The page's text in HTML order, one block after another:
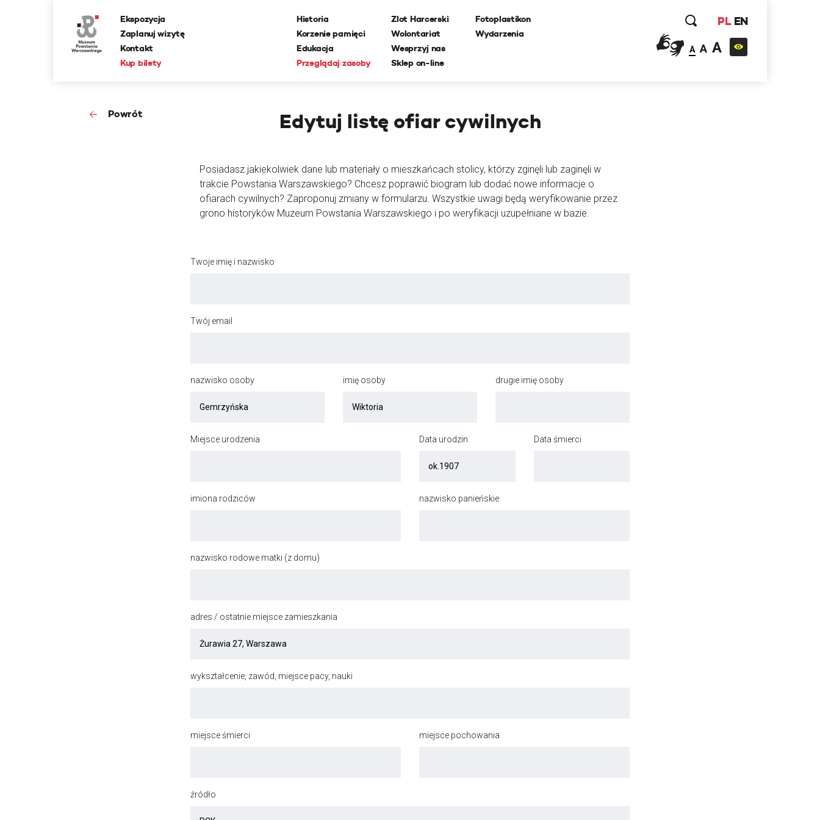
Ekspozycja
Zaplanuj wizytę
Kontakt
Kup bilety
Historia
Korzenie pamięci
Edukacja
Przeglądaj zasoby
Zlot Harcerski
Wolontariat
Wesprzyj nas
Sklep on-line
Fotoplastikon
Wydarzenia
PL EN
A A A
Powrót Edytuj listę ofiar cywilnych
Posiadasz jakiekolwiek dane lub materiały o mieszkańcach stolicy, którzy zginęli lub zaginęli w
trakcie Powstania Warszawskiego? Chcesz poprawić biogram lub dodać nowe informacje o
ofiarach cywilnych? Zaproponuj zmiany w formularzu. Wszystkie uwagi będą weryfikowanie przez
grono historyków Muzeum Powstania Warszawskiego i po weryfikacji uzupełniane w bazie.
Twoje imię i nazwisko
Twój email
nazwisko osoby imię osoby drugie imię osoby
Miejsce urodzenia Data urodzin Data śmierci
imiona rodziców nazwisko panieńskie
nazwisko rodowe matki (z domu)
adres / ostatnie miejsce zamieszkania
wykształcenie, zawód, miejsce pacy, nauki
miejsce śmierci miejsce pochowania
źródło